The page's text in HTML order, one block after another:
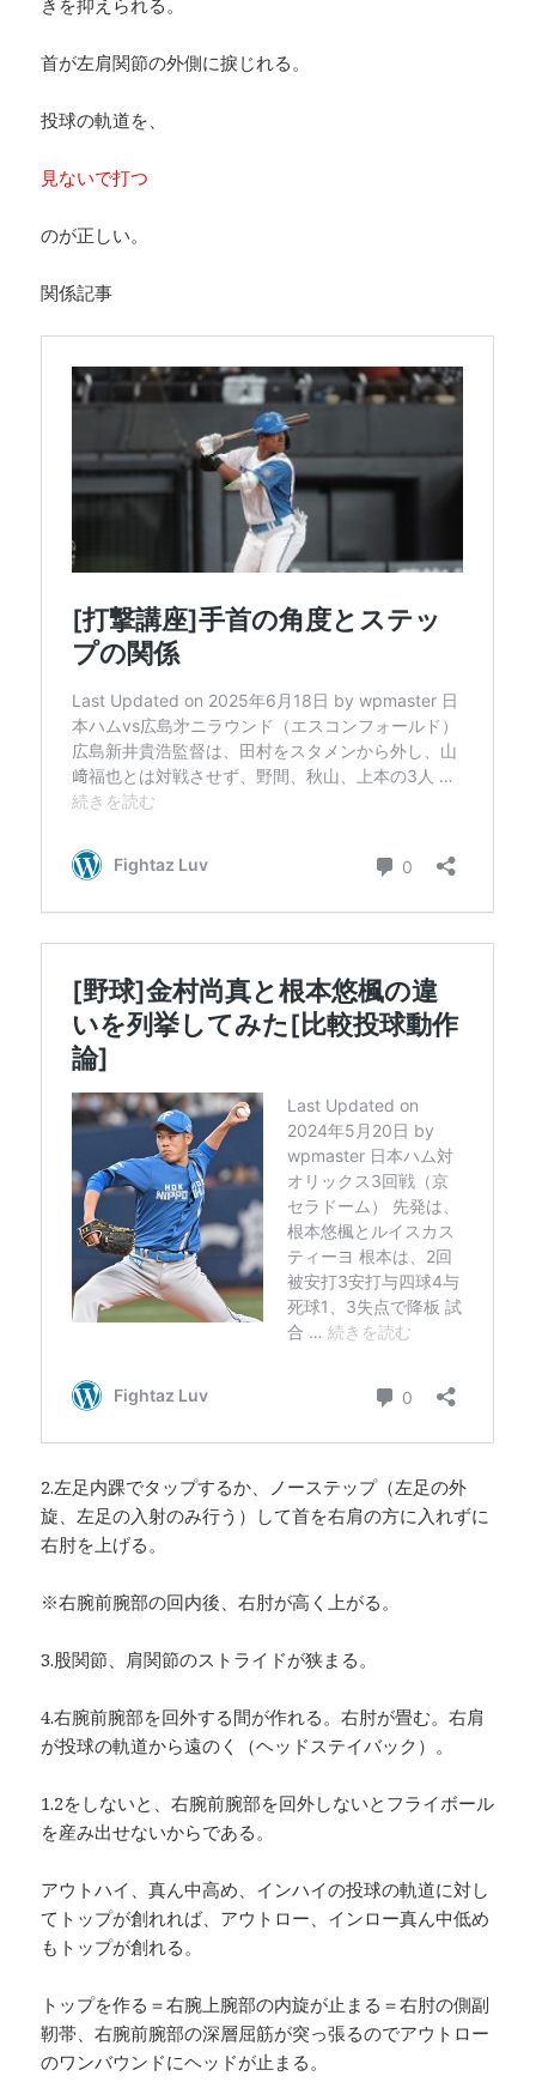
きを抑えられる。
首が左肩関節の外側に捩じれる。
投球の軌道を、
見ないで打つ
のが正しい。
関係記事
2.左足内踝でタップするか、ノーステップ（左足の外
旋、左足の入射のみ行う）して首を右肩の方に入れずに
右肘を上げる。
※右腕前腕部の回内後、右肘が高く上がる。
3.股関節、肩関節のストライドが狭まる。
4.右腕前腕部を回外する間が作れる。右肘が畳む。右肩
が投球の軌道から遠のく（ヘッドステイバック）。
1.2をしないと、右腕前腕部を回外しないとフライボール
を産み出せないからである。
アウトハイ、真ん中高め、インハイの投球の軌道に対し
てトップが創れれば、アウトロー、インロー真ん中低め
もトップが創れる。
トップを作る＝右腕上腕部の内旋が止まる＝右肘の側副
靭帯、右腕前腕部の深層屈筋が突っ張るのでアウトロー
のワンバウンドにヘッドが止まる。